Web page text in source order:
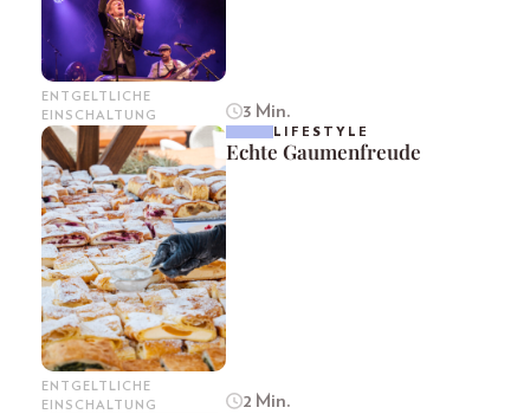
ENTGELTLICHE
EINSCHALTUNG
3 Min.
ENTGELTLICHE
EINSCHALTUNG
LIFESTYLE
Echte Gaumenfreude
2 Min.